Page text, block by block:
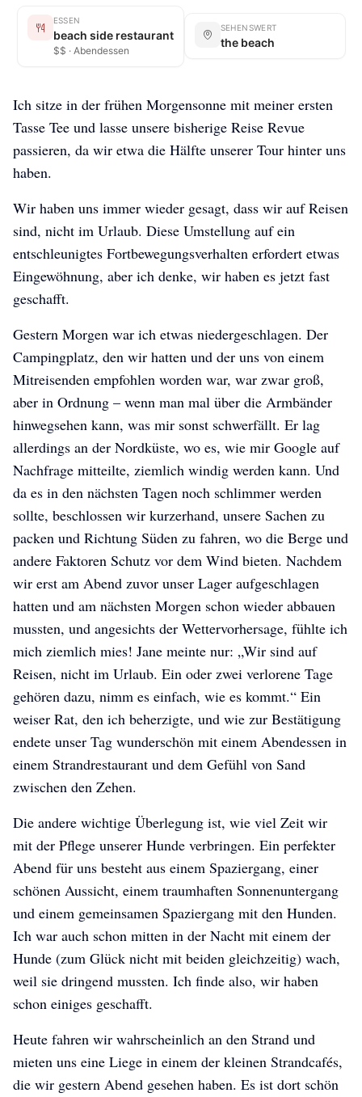
ESSEN
beach side restaurant
$$ · Abendessen
SEHENSWERT
the beach
Ich sitze in der frühen Morgensonne mit meiner ersten
Tasse Tee und lasse unsere bisherige Reise Revue
passieren, da wir etwa die Hälfte unserer Tour hinter uns
haben.
Wir haben uns immer wieder gesagt, dass wir auf Reisen
sind, nicht im Urlaub. Diese Umstellung auf ein
entschleunigtes Fortbewegungsverhalten erfordert etwas
Eingewöhnung, aber ich denke, wir haben es jetzt fast
geschafft.
Gestern Morgen war ich etwas niedergeschlagen. Der
Campingplatz, den wir hatten und der uns von einem
Mitreisenden empfohlen worden war, war zwar groß,
aber in Ordnung – wenn man mal über die Armbänder
hinwegsehen kann, was mir sonst schwerfällt. Er lag
allerdings an der Nordküste, wo es, wie mir Google auf
Nachfrage mitteilte, ziemlich windig werden kann. Und
da es in den nächsten Tagen noch schlimmer werden
sollte, beschlossen wir kurzerhand, unsere Sachen zu
packen und Richtung Süden zu fahren, wo die Berge und
andere Faktoren Schutz vor dem Wind bieten. Nachdem
wir erst am Abend zuvor unser Lager aufgeschlagen
hatten und am nächsten Morgen schon wieder abbauen
mussten, und angesichts der Wettervorhersage, fühlte ich
mich ziemlich mies! Jane meinte nur: „Wir sind auf
Reisen, nicht im Urlaub. Ein oder zwei verlorene Tage
gehören dazu, nimm es einfach, wie es kommt.“ Ein
weiser Rat, den ich beherzigte, und wie zur Bestätigung
endete unser Tag wunderschön mit einem Abendessen in
einem Strandrestaurant und dem Gefühl von Sand
zwischen den Zehen.
Die andere wichtige Überlegung ist, wie viel Zeit wir
mit der Pflege unserer Hunde verbringen. Ein perfekter
Abend für uns besteht aus einem Spaziergang, einer
schönen Aussicht, einem traumhaften Sonnenuntergang
und einem gemeinsamen Spaziergang mit den Hunden.
Ich war auch schon mitten in der Nacht mit einem der
Hunde (zum Glück nicht mit beiden gleichzeitig) wach,
weil sie dringend mussten. Ich finde also, wir haben
schon einiges geschafft.
Heute fahren wir wahrscheinlich an den Strand und
mieten uns eine Liege in einem der kleinen Strandcafés,
die wir gestern Abend gesehen haben. Es ist dort schön